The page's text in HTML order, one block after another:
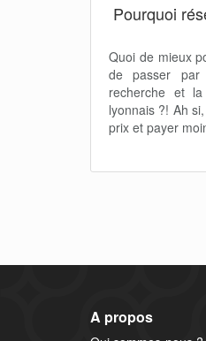
Pourquoi
Quoi de mieux
de passer
recherche et la
lyonnais ?! Ah
prix et payer
A propos